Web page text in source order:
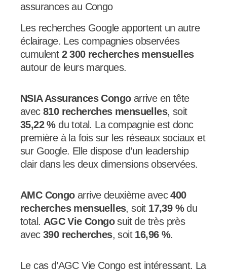
assurances au Congo
Les recherches Google apportent un autre
éclairage. Les compagnies observées
cumulent 2 300 recherches mensuelles
autour de leurs marques.
NSIA Assurances Congoarrive en tête
avec 810 recherches mensuelles, soit
35,22 %du total. La compagnie est donc
première à la fois sur les réseaux sociaux et
sur Google. Elle dispose d’un leadership
clair dans les deux dimensions observées.
AMC Congoarrive deuxième avec400
recherches mensuelles, soit 17,39 %du
total. AGC Vie Congosuit de très près
avec 390 recherches, soit 16,96 %.
Le cas d’AGC Vie Congo est intéressant. La